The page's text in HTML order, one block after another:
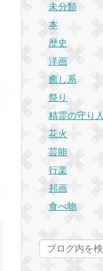
未分類
本
歴史
洋画
癒し系
祭り
精霊の守り人
花火
芸能
行楽
邦画
食べ物